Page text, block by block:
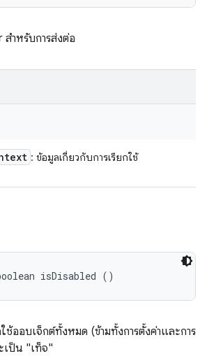
ำหรับการส่งต่อ
: ข้อมูลเกี่ยวกับการเรียกใช้
isDisabled ()
ช้ออบเจ็กต์ทั้งหมด (ข้ามทั้งการตั้งค่าและการ
เป็น "เท็จ"